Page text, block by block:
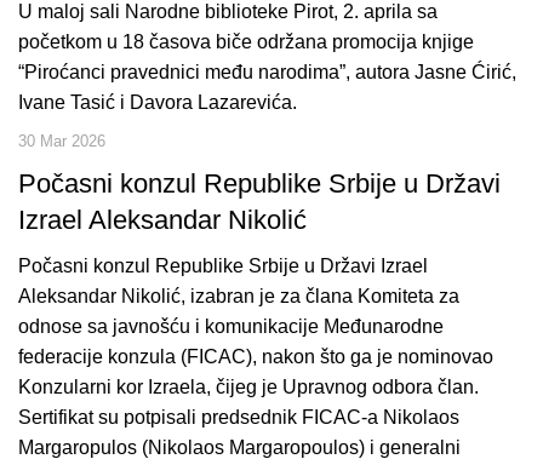
U maloj sali Narodne biblioteke Pirot, 2. aprila sa
početkom u 18 časova biče održana promocija knjige
“Piroćanci pravednici među narodima”, autora Jasne Ćirić,
Ivane Tasić i Davora Lazarevića.
30 Mar 2026
Počasni konzul Republike Srbije u Državi
Izrael Aleksandar Nikolić
Počasni konzul Republike Srbije u Državi Izrael
Aleksandar Nikolić, izabran je za člana Komiteta za
odnose sa javnošću i komunikacije Međunarodne
federacije konzula (FICAC), nakon što ga je nominovao
Konzularni kor Izraela, čijeg je Upravnog odbora član.
Sertifikat su potpisali predsednik FICAC-a Nikolaos
Margaropulos (Nikolaos Margaropoulos) i generalni